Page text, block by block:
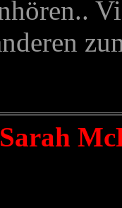
Sarah